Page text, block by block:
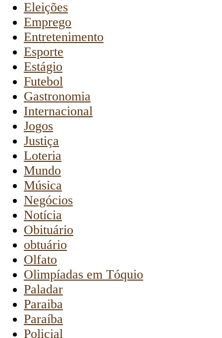
Eleições
Emprego
Entretenimento
Esporte
Estágio
Futebol
Gastronomia
Internacional
Jogos
Justiça
Loteria
Mundo
Música
Negócios
Notícia
Obituário
obtuário
Olfato
Olimpíadas em Tóquio
Paladar
Paraiba
Paraíba
Policial